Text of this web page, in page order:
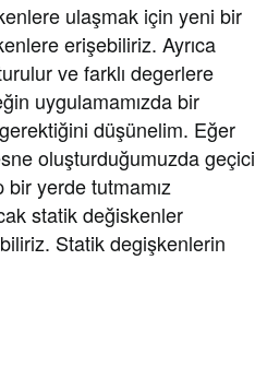
ulaşmak için yeni bir
erişebiliriz. Ayrıca
ve farklı degerlere
uygulamamızda bir
düşünelim. Eğer
oluşturduğumuzda geçici
yerde tutmamız
statik değiskenler
Statik degişkenlerin